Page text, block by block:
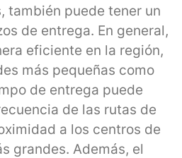
también puede tener un
de entrega. En general,
eficiente en la región,
más pequeñas como
de entrega puede
de las rutas de
a los centros de
grandes. Además, el